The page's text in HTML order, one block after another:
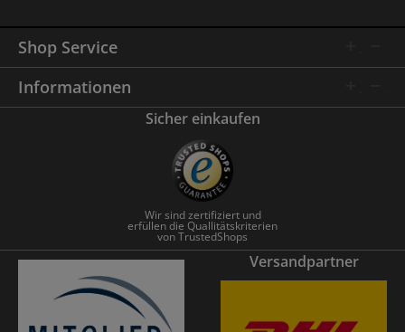
Shop Service
Informationen
Sicher einkaufen
Wir sind zertifiziert und
erfüllen die Quallitätskriterien
von TrustedShops
Versandpartner